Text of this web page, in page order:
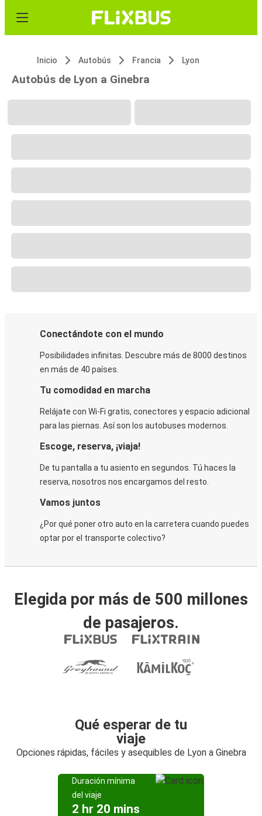
Inicio Autobús Francia Lyon
Autobús de Lyon a Ginebra
Conectándote con el mundo
Posibilidades infinitas. Descubre más de 8000 destinos
en más de 40 países.
Tu comodidad en marcha
Relájate con Wi-Fi gratis, conectores y espacio adicional
para las piernas. Así son los autobuses modernos.
Escoge, reserva, ¡viaja!
De tu pantalla a tu asiento en segundos. Tú haces la
reserva, nosotros nos encargamos del resto.
Vamos juntos
¿Por qué poner otro auto en la carretera cuando puedes
optar por el transporte colectivo?
Elegida por más de 500 millones
de pasajeros.
Qué esperar de tu
viaje
Opciones rápidas, fáciles y asequibles de Lyon a Ginebra
Duración mínima
del viaje
2 hr 20 mins